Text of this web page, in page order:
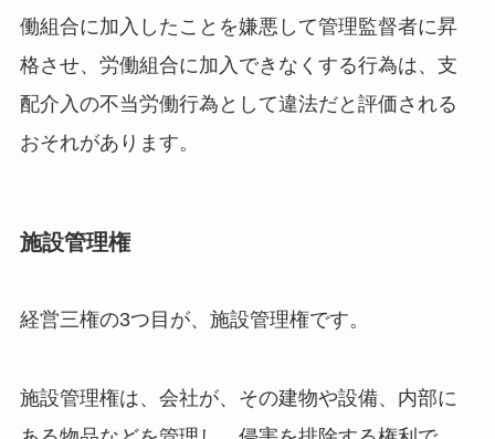
働組合に加入したことを嫌悪して管理監督者に昇
格させ、労働組合に加入できなくする行為は、支
配介入の不当労働行為として違法だと評価される
おそれがあります。
施設管理権
経営三権の3つ目が、施設管理権です。
施設管理権は、会社が、その建物や設備、内部に